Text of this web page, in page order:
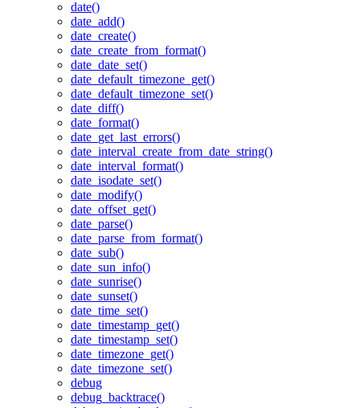
date()
date_add()
date_create()
date_create_from_format()
date_date_set()
date_default_timezone_get()
date_default_timezone_set()
date_diff()
date_format()
date_get_last_errors()
date_interval_create_from_date_string()
date_interval_format()
date_isodate_set()
date_modify()
date_offset_get()
date_parse()
date_parse_from_format()
date_sub()
date_sun_info()
date_sunrise()
date_sunset()
date_time_set()
date_timestamp_get()
date_timestamp_set()
date_timezone_get()
date_timezone_set()
debug
debug_backtrace()